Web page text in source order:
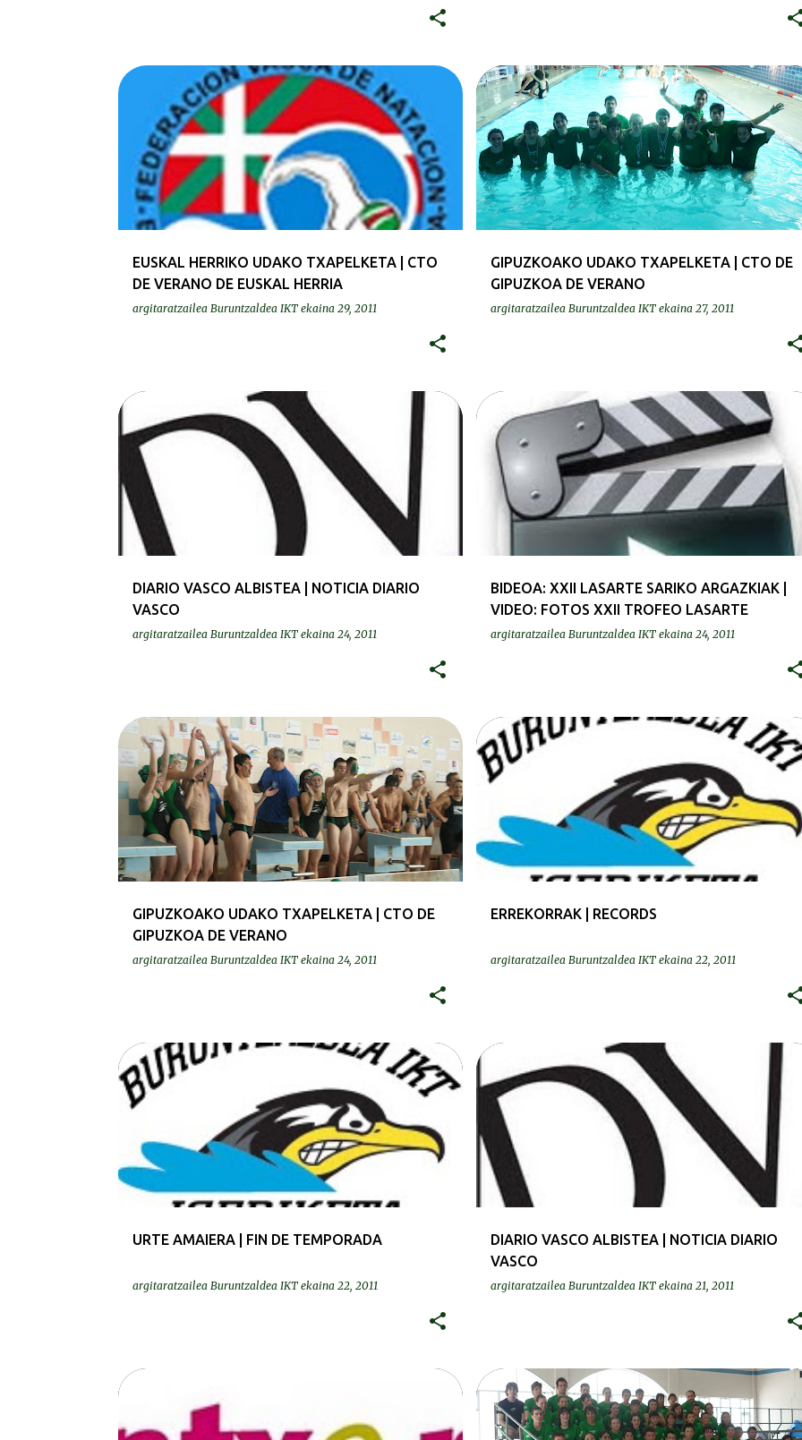
EUSKAL HERRIKO UDAKO TXAPELKETA | CTO
DE VERANO DE EUSKAL HERRIA
argitaratzailea Buruntzaldea IKT ekaina 29, 2011
GIPUZKOAKO UDAKO TXAPELKETA | CTO DE
GIPUZKOA DE VERANO
argitaratzailea Buruntzaldea IKT ekaina 27, 2011
KRONIKAK-CRÓNICAS
DIARIO VASCO ALBISTEA | NOTICIA DIARIO
VASCO
argitaratzailea Buruntzaldea IKT ekaina 24, 2011
PRENTSA | PRENSA
BIDEOA: XXII LASARTE SARIKO ARGAZKIAK |
VIDEO: FOTOS XXII TROFEO LASARTE
argitaratzailea Buruntzaldea IKT ekaina 24, 2011
BIDEOAK | VIDEOS
GIPUZKOAKO UDAKO TXAPELKETA | CTO DE
GIPUZKOA DE VERANO
argitaratzailea Buruntzaldea IKT ekaina 24, 2011
ERREKORRAK | RECORDS
argitaratzailea Buruntzaldea IKT ekaina 22, 2011
ERREKORRAK | RECORDS
URTE AMAIERA | FIN DE TEMPORADA
argitaratzailea Buruntzaldea IKT ekaina 22, 2011
GURASOAK | PADRES Y MADRES
DIARIO VASCO ALBISTEA | NOTICIA DIARIO
VASCO
argitaratzailea Buruntzaldea IKT ekaina 21, 2011
PRENTSA | PRENSA
PRENTSA | PRENSA KRONIKAK-CRÓNICAS